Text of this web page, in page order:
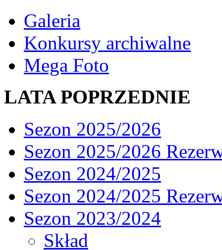
Galeria
Konkursy archiwalne
Mega Foto
LATA POPRZEDNIE
Sezon 2025/2026
Sezon 2025/2026
Sezon 2024/2025
Sezon 2024/2025
Sezon 2023/2024
Skład